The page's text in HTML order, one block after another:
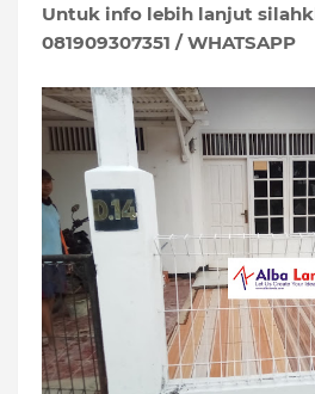
Untuk info lebih lanjut
081909307351 / WHATSAPP